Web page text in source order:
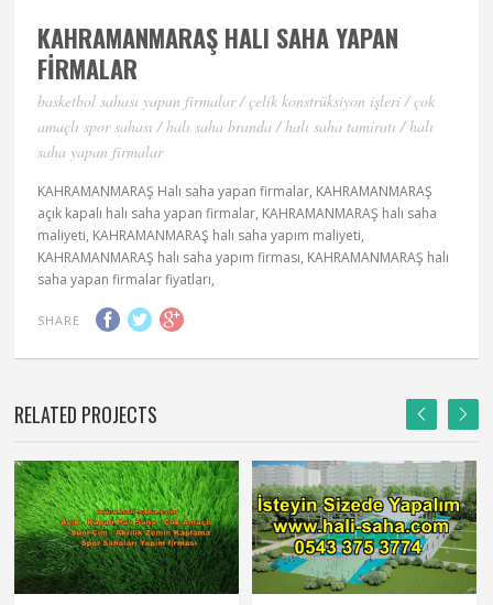
KAHRAMANMARAŞ HALI SAHA YAPAN
FIRMALAR
basketbol sahası yapan firmalar / çelik konstrüksiyon i̇şleri / çok
amaçlı spor sahası / halı saha branda / halı saha tamiratı / halı
saha yapan firmalar
KAHRAMANMARAŞ Halı saha yapan firmalar, KAHRAMANMARAŞ
açık kapalı halı saha yapan firmalar, KAHRAMANMARAŞ halı saha
maliyeti, KAHRAMANMARAŞ halı saha yapım maliyeti,
KAHRAMANMARAŞ halı saha yapım firması, KAHRAMANMARAŞ halı
saha yapan firmalar fiyatları,
SHARE
RELATED PROJECTS